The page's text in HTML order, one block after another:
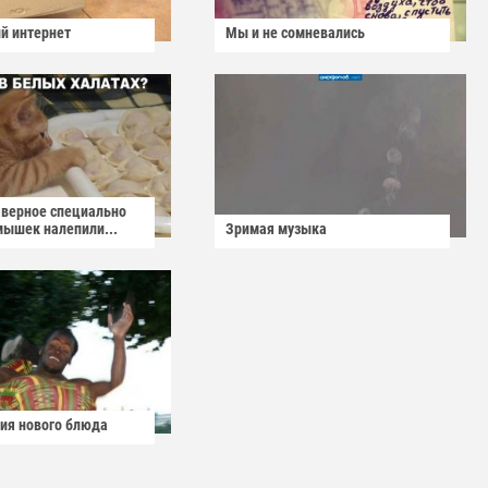
интернет Мы и не сомневались
специально
налепили...
Зримая музыка
нового блюда